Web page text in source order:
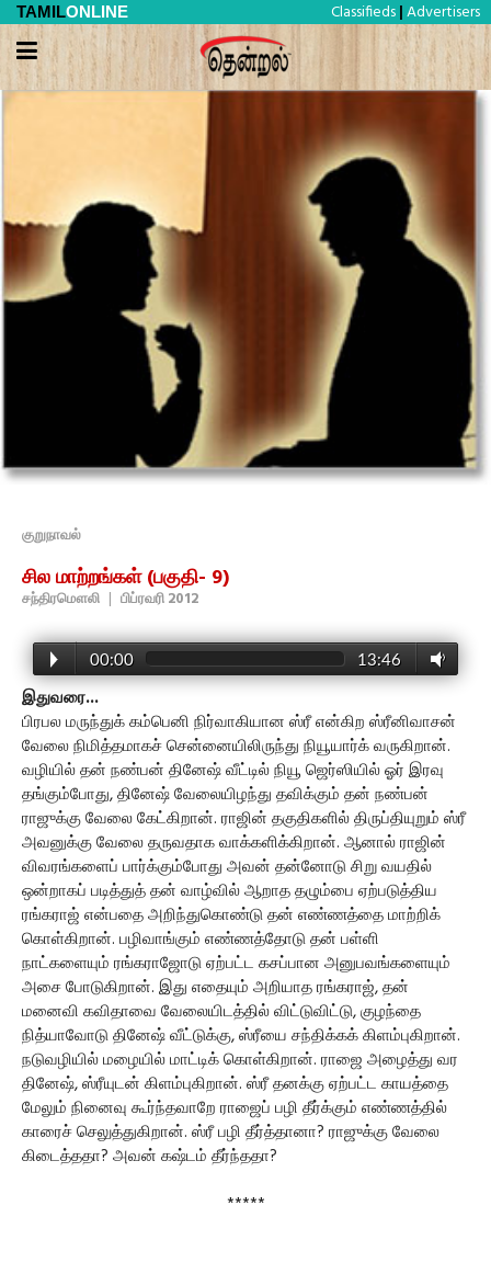
TAMILONLINE Classifieds | Advertisers
குறுநாவல்
சில மாற்றங்கள் (பகுதி- 9)
சந்திரமௌலி | பிப்ரவரி 2012
00:00 13:46
இதுவரை...
பிரபல மருந்துக் கம்பெனி நிர்வாகியான ஸ்ரீ என்கிற ஸ்ரீனிவாசன்
வேலை நிமித்தமாகச் சென்னையிலிருந்து நியூயார்க் வருகிறான்.
வழியில் தன் நண்பன் தினேஷ் வீட்டில் நியூ ஜெர்ஸியில் ஓர் இரவு
தங்கும்போது, தினேஷ் வேலையிழந்து தவிக்கும் தன் நண்பன்
ராஜுக்கு வேலை கேட்கிறான். ராஜின் தகுதிகளில் திருப்தியுறும் ஸ்ரீ
அவனுக்கு வேலை தருவதாக வாக்களிக்கிறான். ஆனால் ராஜின்
விவரங்களைப் பார்க்கும்போது அவன் தன்னோடு சிறு வயதில்
ஒன்றாகப் படித்துத் தன் வாழ்வில் ஆறாத தழும்பை ஏற்படுத்திய
ரங்கராஜ் என்பதை அறிந்துகொண்டு தன் எண்ணத்தை மாற்றிக்
கொள்கிறான். பழிவாங்கும் எண்ணத்தோடு தன் பள்ளி
நாட்களையும் ரங்கராஜோடு ஏற்பட்ட கசப்பான அனுபவங்களையும்
அசை போடுகிறான். இது எதையும் அறியாத ரங்கராஜ், தன்
மனைவி கவிதாவை வேலையிடத்தில் விட்டுவிட்டு, குழந்தை
நித்யாவோடு தினேஷ் வீட்டுக்கு, ஸ்ரீயை சந்திக்கக் கிளம்புகிறான்.
நடுவழியில் மழையில் மாட்டிக் கொள்கிறான். ராஜை அழைத்து வர
தினேஷ், ஸ்ரீயுடன் கிளம்புகிறான். ஸ்ரீ தனக்கு ஏற்பட்ட காயத்தை
மேலும் நினைவு கூர்ந்தவாறே ராஜைப் பழி தீர்க்கும் எண்ணத்தில்
காரைச் செலுத்துகிறான். ஸ்ரீ பழி தீர்த்தானா? ராஜுக்கு வேலை
கிடைத்ததா? அவன் கஷ்டம் தீர்ந்ததா?
*****